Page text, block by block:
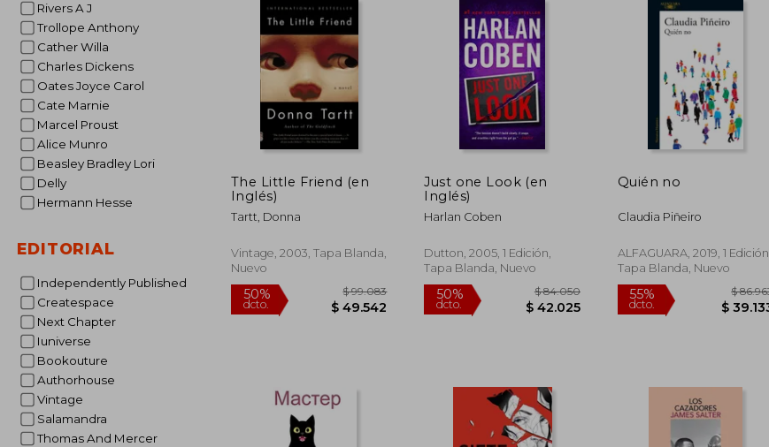
Rivers A J
Trollope Anthony
Cather Willa
Charles Dickens
Oates Joyce Carol
Cate Marnie
Marcel Proust
Alice Munro
Beasley Bradley Lori
Delly
Hermann Hesse
EDITORIAL
Independently Published
Createspace
Next Chapter
Iuniverse
Bookouture
Authorhouse
Vintage
Salamandra
Thomas And Mercer
10%
dcto.
50%
dcto.
50%
The Little Friend (en
Inglés)
Tartt, Donna
Vintage, 2003, Tapa Blanda,
Nuevo
Just one Look (en
Inglés)
Harlan Coben
Dutton, 2005, 1 Edición,
Tapa Blanda, Nuevo
Quién no
Claudia Piñeiro
ALFAGUARA, 2019, 1 Edición,
Tapa Blanda, Nuevo